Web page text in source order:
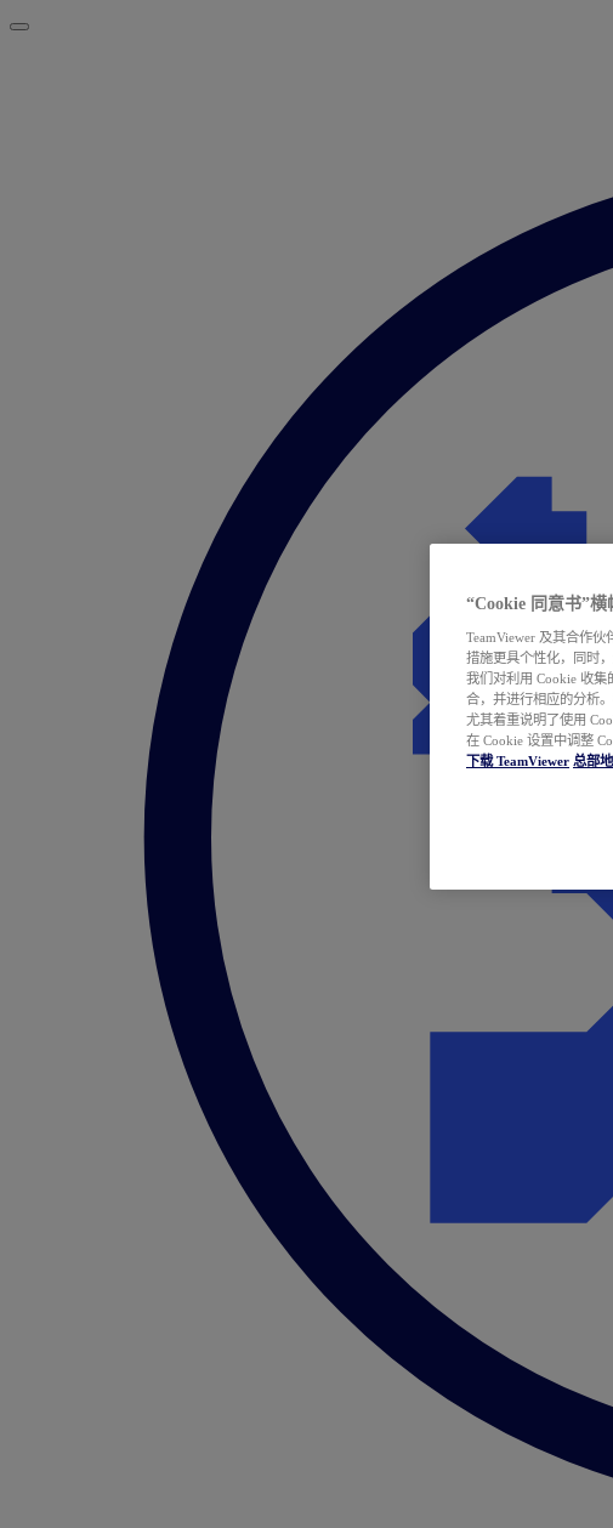
“Cookie 同意书”横
TeamViewer 及其合作
措施更具个性化，同时
我们对利用 Cookie 收
合，并进行相应的分析
尤其着重说明了使用
在 Cookie 设置中调整
下载 TeamViewer 总部